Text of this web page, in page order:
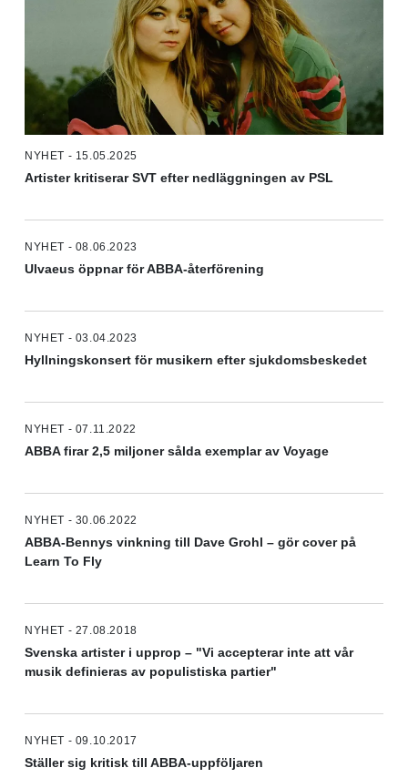
NYHET - 15.05.2025
Artister kritiserar SVT efter nedläggningen av PSL
NYHET - 08.06.2023
Ulvaeus öppnar för ABBA-återförening
NYHET - 03.04.2023
Hyllningskonsert för musikern efter sjukdomsbeskedet
NYHET - 07.11.2022
ABBA firar 2,5 miljoner sålda exemplar av Voyage
NYHET - 30.06.2022
ABBA-Bennys vinkning till Dave Grohl – gör cover på
Learn To Fly
NYHET - 27.08.2018
Svenska artister i upprop – "Vi accepterar inte att vår
musik definieras av populistiska partier"
NYHET - 09.10.2017
Ställer sig kritisk till ABBA-uppföljaren